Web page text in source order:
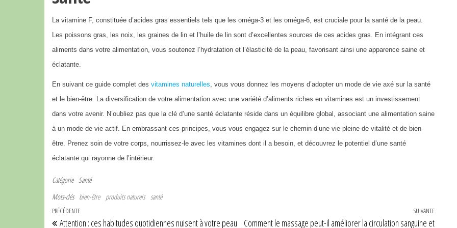
La vitamine F, constituée d’acides gras essentiels tels que les oméga-3 et les oméga-6, est cruciale pour la santé de la peau.
Les poissons gras, les noix, les graines de lin et l’huile de lin sont d’excellentes sources de ces acides gras. En intégrant ces
aliments dans votre alimentation, vous soutenez l’hydratation et l’élasticité de la peau, favorisant ainsi une apparence saine et
éclatante.
En suivant ce guide complet des vitamines naturelles, vous vous donnez les moyens d’adopter un mode de vie axé sur la santé
et le bien-être. La diversification de votre alimentation avec une variété d’aliments riches en vitamines est un investissement
dans votre avenir. N’oubliez pas que la clé d’une santé éclatante réside dans un équilibre global, associant une alimentation saine
à un mode de vie actif. En embrassant ces principes, vous vous engagez sur le chemin d’une vie pleine de vitalité et de bien-
être. Prenez soin de votre corps, nourrissez-le avec les vitamines dont il a besoin, et découvrez le potentiel d’une santé
éclatante qui rayonne de l’intérieur.
Catégorie Santé
Mots-clés bien-être produits naturels santé
Navigation de l’article
Article précédent
PRÉCÉDENTE
Attention : ces habitudes quotidiennes nuisent à votre peau
Article
SUIVANTE
Comment le massage peut-il améliorer la circulation sanguine et